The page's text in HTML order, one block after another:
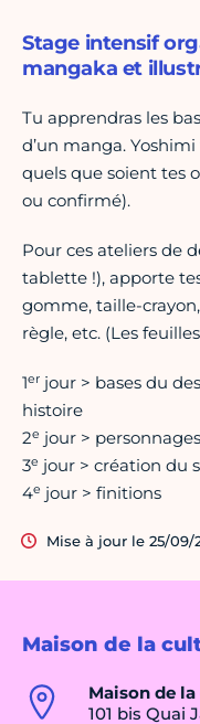
Maison de la
Maison de
101 bis Quai
Stage intensif
mangaka et
Tu apprendras les
d’un manga.
quels que soient tes
ou confirmé).
Pour ces ateliers de
tablette !), apporte
gomme, taille-
règle, etc. (Les
1er jour > bases du
histoire
2e jour >
3e jour > création du
4e jour > finitions
Mise à jour le 25/09/